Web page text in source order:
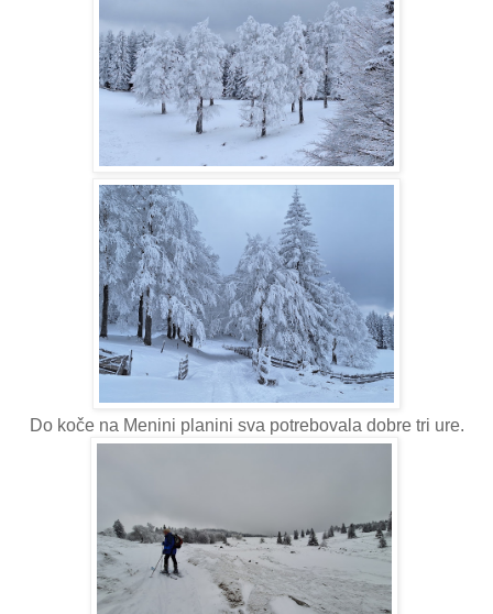
Do koče na Menini planini sva potrebovala dobre tri ure.